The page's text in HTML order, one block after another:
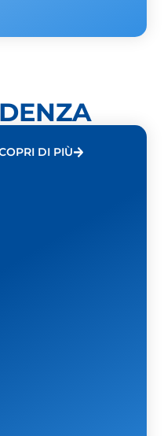
DI PIÙ